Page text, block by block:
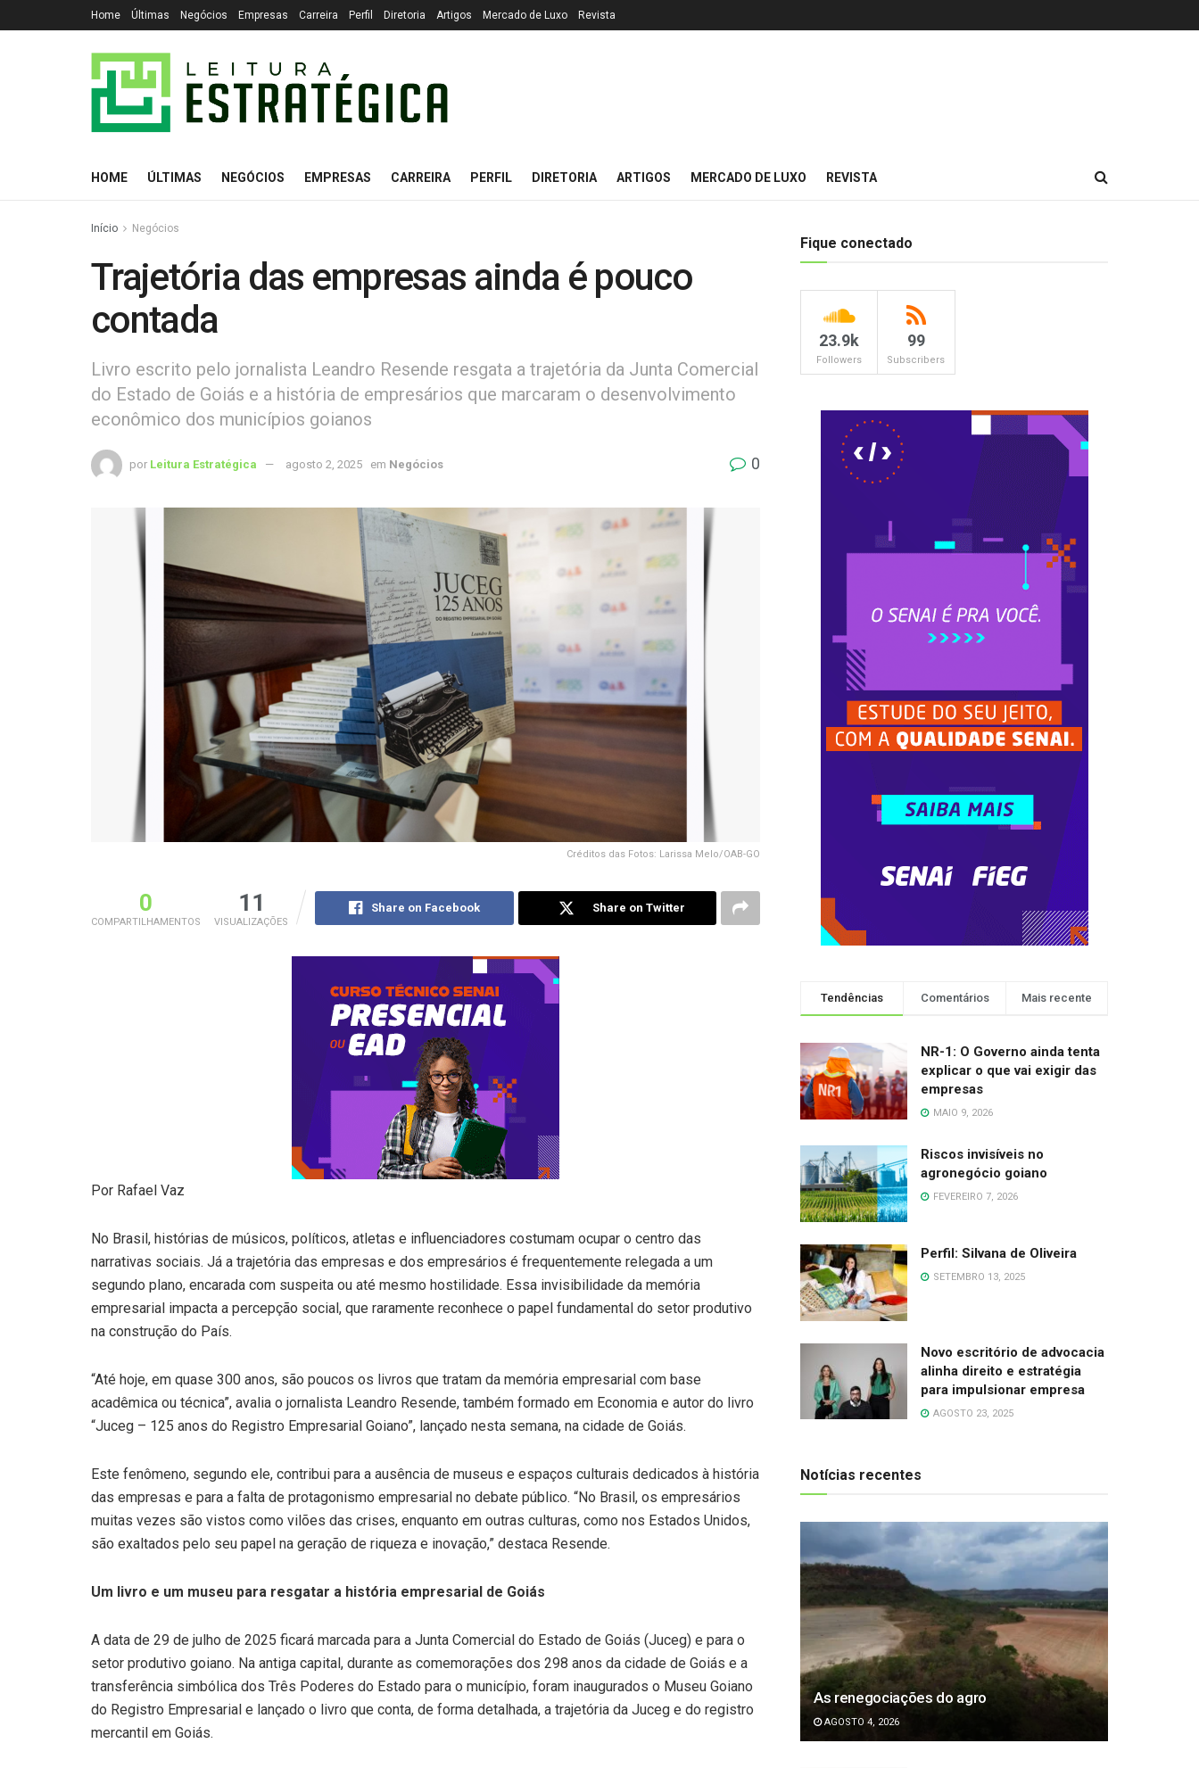
Home Últimas Negócios Empresas Carreira Perfil Diretoria Artigos Mercado de Luxo Revista
HOME ÚLTIMAS NEGÓCIOS EMPRESAS CARREIRA PERFIL DIRETORIA ARTIGOS MERCADO DE LUXO REVISTA
Início Negócios
Trajetória das empresas ainda é pouco
contada
Livro escrito pelo jornalista Leandro Resende resgata a trajetória da Junta Comercial
do Estado de Goiás e a história de empresários que marcaram o desenvolvimento
econômico dos municípios goianos
por Leitura Estratégica agosto 2, 2025 em Negócios 0
Créditos das Fotos: Larissa Melo/OAB-GO
0
COMPARTILHAMENTOS
11
VISUALIZAÇÕES
Share on Facebook Share on Twitter
Por Rafael Vaz
No Brasil, histórias de músicos, políticos, atletas e influenciadores costumam ocupar o centro das
narrativas sociais. Já a trajetória das empresas e dos empresários é frequentemente relegada a um
segundo plano, encarada com suspeita ou até mesmo hostilidade. Essa invisibilidade da memória
empresarial impacta a percepção social, que raramente reconhece o papel fundamental do setor produtivo
na construção do País.
“Até hoje, em quase 300 anos, são poucos os livros que tratam da memória empresarial com base
acadêmica ou técnica”, avalia o jornalista Leandro Resende, também formado em Economia e autor do livro
“Juceg – 125 anos do Registro Empresarial Goiano”, lançado nesta semana, na cidade de Goiás.
Este fenômeno, segundo ele, contribui para a ausência de museus e espaços culturais dedicados à história
das empresas e para a falta de protagonismo empresarial no debate público. “No Brasil, os empresários
muitas vezes são vistos como vilões das crises, enquanto em outras culturas, como nos Estados Unidos,
são exaltados pelo seu papel na geração de riqueza e inovação,” destaca Resende.
Um livro e um museu para resgatar a história empresarial de Goiás
A data de 29 de julho de 2025 ficará marcada para a Junta Comercial do Estado de Goiás (Juceg) e para o
setor produtivo goiano. Na antiga capital, durante as comemorações dos 298 anos da cidade de Goiás e a
transferência simbólica dos Três Poderes do Estado para o município, foram inaugurados o Museu Goiano
do Registro Empresarial e lançado o livro que conta, de forma detalhada, a trajetória da Juceg e do registro
mercantil em Goiás.
Fique conectado
23.9k
Followers
99
Subscribers
Tendências Comentários Mais recente
NR-1: O Governo ainda tenta
explicar o que vai exigir das
empresas
MAIO 9, 2026
Riscos invisíveis no
agronegócio goiano
FEVEREIRO 7, 2026
Perfil: Silvana de Oliveira
SETEMBRO 13, 2025
Novo escritório de advocacia
alinha direito e estratégia
para impulsionar empresa
AGOSTO 23, 2025
Notícias recentes
As renegociações do agro
AGOSTO 4, 2026